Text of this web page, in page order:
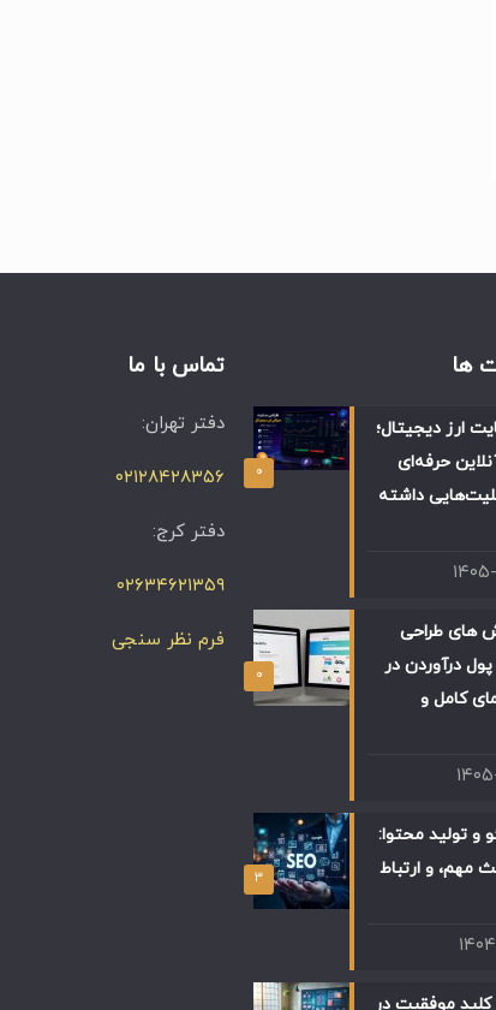
ها
۰
ارز دیجیتال؛
حرفه‌ای
داشته
۰۴
۰
های طراحی
درآوردن در
کامل و
۰۹
۳
تولید محتوا:
مهم، و ارتباط
۲۹
موفقیت در
تماس با ما
دفتر تهران:
۰۲۱۲۸۴۲۸۳۵۶
دفتر کرج:
۰۲۶۳۴۶۲۱۳۵۹
فرم نظر سنجی